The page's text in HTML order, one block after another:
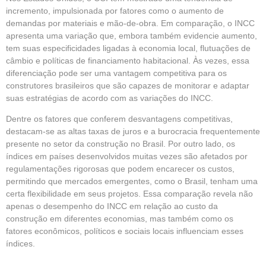
incremento, impulsionada por fatores como o aumento de
demandas por materiais e mão-de-obra. Em comparação, o INCC
apresenta uma variação que, embora também evidencie aumento,
tem suas especificidades ligadas à economia local, flutuações de
câmbio e políticas de financiamento habitacional. Às vezes, essa
diferenciação pode ser uma vantagem competitiva para os
construtores brasileiros que são capazes de monitorar e adaptar
suas estratégias de acordo com as variações do INCC.
Dentre os fatores que conferem desvantagens competitivas,
destacam-se as altas taxas de juros e a burocracia frequentemente
presente no setor da construção no Brasil. Por outro lado, os
índices em países desenvolvidos muitas vezes são afetados por
regulamentações rigorosas que podem encarecer os custos,
permitindo que mercados emergentes, como o Brasil, tenham uma
certa flexibilidade em seus projetos. Essa comparação revela não
apenas o desempenho do INCC em relação ao custo da
construção em diferentes economias, mas também como os
fatores econômicos, políticos e sociais locais influenciam esses
índices.